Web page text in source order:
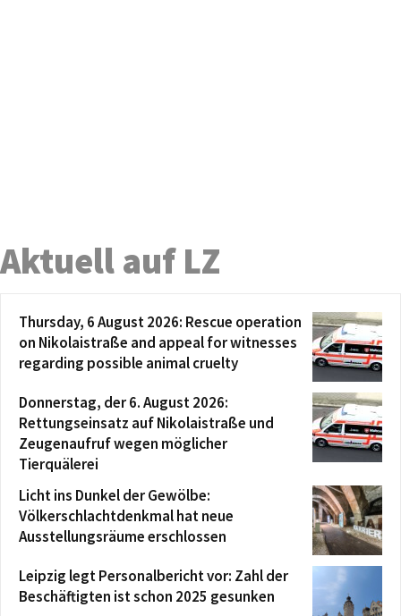
Aktuell auf LZ
Thursday, 6 August 2026: Rescue operation
on Nikolaistraße and appeal for witnesses
regarding possible animal cruelty
Donnerstag, der 6. August 2026:
Rettungseinsatz auf Nikolaistraße und
Zeugenaufruf wegen möglicher
Tierquälerei
Licht ins Dunkel der Gewölbe:
Völkerschlachtdenkmal hat neue
Ausstellungsräume erschlossen
Leipzig legt Personalbericht vor: Zahl der
Beschäftigten ist schon 2025 gesunken